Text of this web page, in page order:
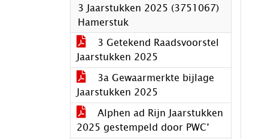
3 Jaarstukken 2025 (3751067)
Hamerstuk
3 Getekend Raadsvoorstel
Jaarstukken 2025
3a Gewaarmerkte bijlage
Jaarstukken 2025
Alphen ad Rijn Jaarstukken
2025 gestempeld door PWC’